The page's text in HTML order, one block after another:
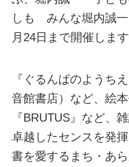
しも みんな堀内誠一
月24日まで開催します
『ぐるんぱのようち
音館書店）など、絵本
『BRUTUS』など、
卓越したセンスを発
書を愛するまち・あ